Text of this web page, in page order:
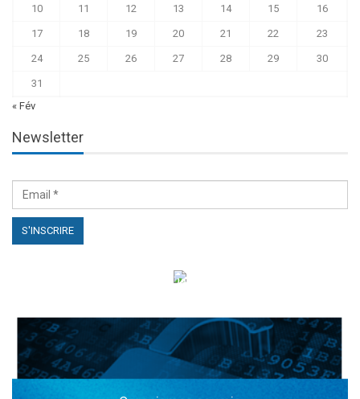
10 11 12 13 14 15 16
17 18 19 20 21 22 23
24 25 26 27 28 29 30
31
« Fév
Newsletter
الهياكل الخاضعة لقانون النفاذ إلى المعلومة